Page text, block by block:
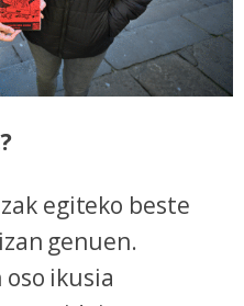
egiteko beste
genuen.
oso ikusia